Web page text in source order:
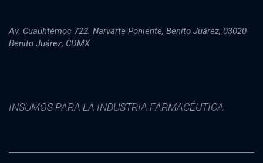
Av. Cuauhtémoc 722. Narvarte Poniente, Benito Juárez, 03020
Benito Juárez, CDMX
INSUMOS PARA LA INDUSTRIA FARMACÉUTICA